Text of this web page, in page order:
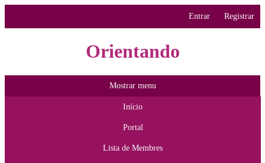
Entrar Registrar
Orientando
Mostrar menu
Início
Portal
Lista de Membres